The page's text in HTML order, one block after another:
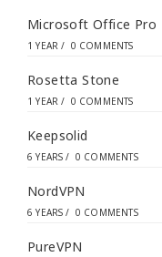
Microsoft Office Pro
1 YEAR / 0 COMMENTS
Rosetta Stone
1 YEAR / 0 COMMENTS
Keepsolid
6 YEARS / 0 COMMENTS
NordVPN
6 YEARS / 0 COMMENTS
PureVPN